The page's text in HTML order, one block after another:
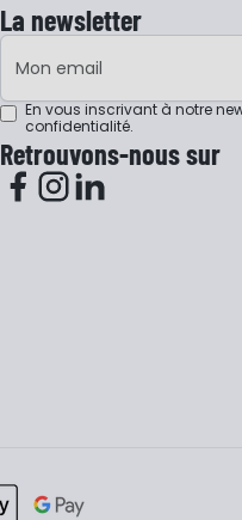
La newsletter
Adresse e-mail
En vous inscrivant à notre
confidentialité.
Retrouvons-nous sur